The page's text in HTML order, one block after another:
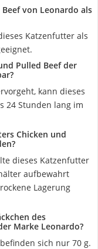
von Leonardo als
Katzenfutter als
Pulled Beef der
kann dieses
24 Stunden lang im
Chicken und
dieses Katzenfutter
aufbewahrt
Lagerung
des
Marke Leonardo?
sich nur 70 g.